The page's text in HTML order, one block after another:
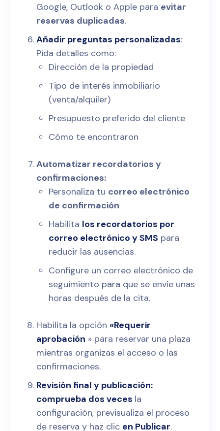
Google, Outlook o Apple para evitar
reservas duplicadas.
Añadir preguntas personalizadas:
Pida detalles como:
Dirección de la propiedad
Tipo de interés inmobiliario
(venta/alquiler)
Presupuesto preferido del cliente
Cómo te encontraron
Automatizar recordatorios y
confirmaciones:
Personaliza tu correo electrónico
de confirmación
Habilita los recordatorios por
correo electrónico y SMS para
reducir las ausencias.
Configure un correo electrónico de
seguimiento para que se envíe unas
horas después de la cita.
Habilita la opción «Requerir
aprobación » para reservar una plaza
mientras organizas el acceso o las
confirmaciones.
Revisión final y publicación:
comprueba dos veces la
configuración, previsualiza el proceso
de reserva y haz clic en Publicar.